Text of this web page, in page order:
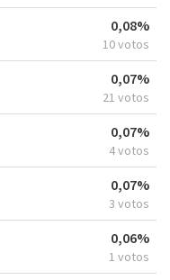
0,08%
10 votos
0,07%
21 votos
0,07%
4 votos
0,07%
3 votos
0,06%
1 votos